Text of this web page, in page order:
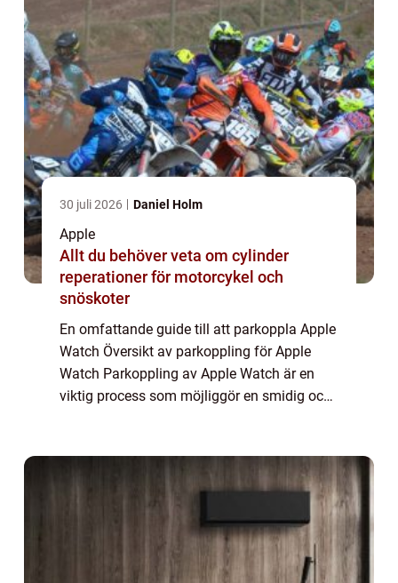
30 juli 2026 Daniel Holm
Apple
Allt du behöver veta om cylinder
reperationer för motorcykel och
snöskoter
En omfattande guide till att parkoppla Apple
Watch Översikt av parkoppling för Apple
Watch Parkoppling av Apple Watch är en
viktig process som möjliggör en smidig och